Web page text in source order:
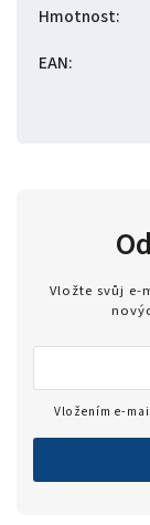
Hmotnost:
EAN:
Vložte svůj e-
Vložením e-